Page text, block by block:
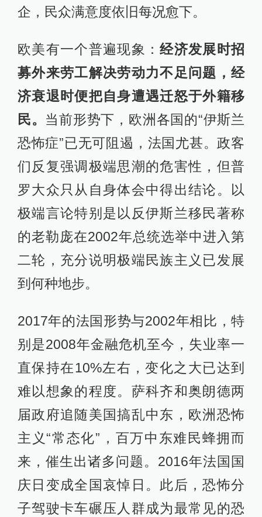
企，民众满意度依旧每况愈下。
欧美有一个普遍现象：经济发展时招
募外来劳工解决劳动力不足问题，经
济衰退时便把自身遭遇迁怒于外籍移
民。 当前形势下，欧洲各国的“伊斯兰
恐怖症”已无可阻遏，法国尤甚。政客
们反复强调极端思潮的危害性，但普
罗大众只从自身体会中得出结论。以
极端言论特别是以反伊斯兰移民著称
的老勒庞在2002年总统选举中进入第
二轮，充分说明极端民族主义已发展
到何种地步。
2017年的法国形势与2002年相比，特
别是2008年金融危机至今，失业率一
直保持在10%左右，变化之大已达到
难以想象的程度。萨科齐和奥朗德两
届政府追随美国搞乱中东，欧洲恐怖
主义“常态化”，百万中东难民蜂拥而
来，催生出诸多问题。2016年法国国
庆日变成全国哀悼日。此后，恐怖分
子驾驶卡车碾压人群成为最常见的恐